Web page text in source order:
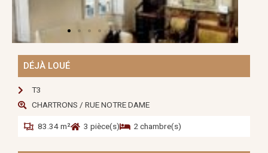
DÉJÀ LOUÉ
T3
CHARTRONS / RUE NOTRE DAME
83.34 m² 3 pièce(s) 2 chambre(s)